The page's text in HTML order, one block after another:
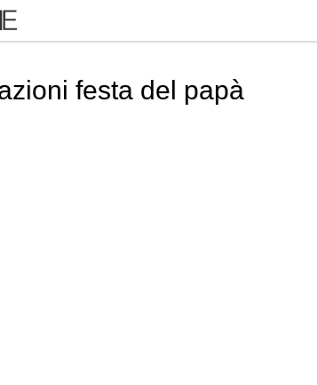
festa del papà